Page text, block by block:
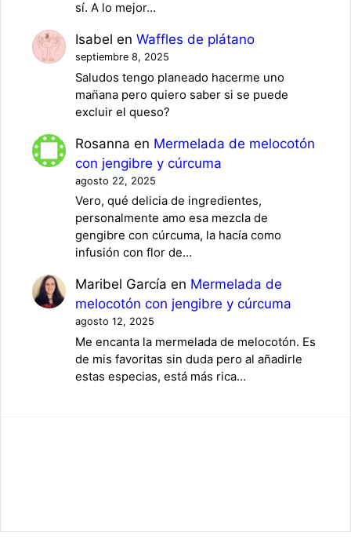
sí. A lo mejor…
Isabel enWaffles de plátano
septiembre 8, 2025
Saludos tengo planeado hacerme uno
man̈ana pero quiero saber si se puede
excluir el queso?
Rosanna en Mermelada de melocotón
con jengibre y cúrcuma
agosto 22, 2025
Vero, qué delicia de ingredientes,
personalmente amo esa mezcla de
gengibre con cúrcuma, la hacía como
infusión con flor de…
Maribel García en Mermelada de
melocotón con jengibre y cúrcuma
agosto 12, 2025
Me encanta la mermelada de melocotón. Es
de mis favoritas sin duda pero al añadirle
estas especias, está más rica…